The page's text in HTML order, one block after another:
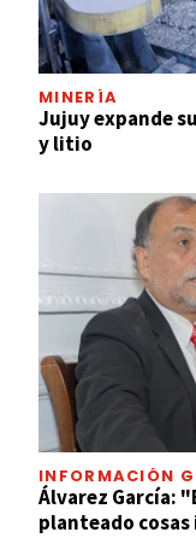
MINERÍA
Jujuy expande
y litio
INFORMACIÓN
Álvarez García:
planteado